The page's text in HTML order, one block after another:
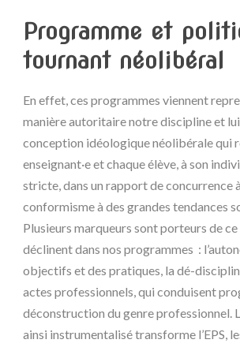
Programme et
tournant néolibéral
En effet, ces programmes viennent
manière autoritaire notre discipline et
conception idéologique néolibérale qui
enseignant·e et chaque élève, à son
stricte, dans un rapport de concurrence
conformisme à des grandes tendances
Plusieurs marqueurs sont porteurs de
déclinent dans nos programmes :
objectifs et des pratiques, la dé-
actes professionnels, qui conduisent
déconstruction du genre professionnel.
ainsi instrumentalisé transforme l’EPS,